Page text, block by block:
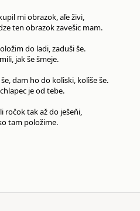
mi obrazok, aľe živi,
ten obrazok zavešic mam.
do ladi, zaduši še.
jak še šmeje.
dam ho do koľiski, koľiše še.
je od tebe.
ročok tak až do ješeňi,
tam položime.